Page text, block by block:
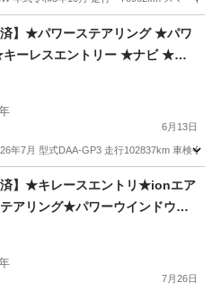
済】★パワーステアリング ★パワ
ーレスエントリー ★ナビ ★テ
ター★
6月13日
年7月 型式DAA-GP3 走行102837km 車検
ド エンジン
済】★キレースエントリ★ionエア
アリング★パワーウインドウ★4
★2年車検付き★
7月26日